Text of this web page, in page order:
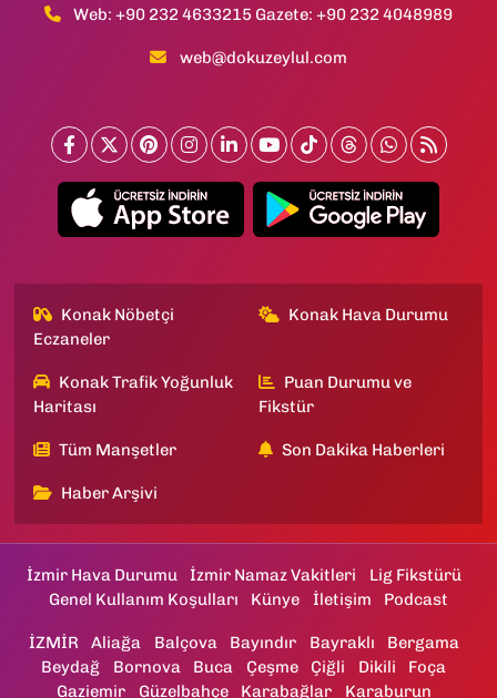
Web: +90 232 4633215 Gazete: +90 232 4048989
web@dokuzeylul.com
Konak Nöbetçi
Eczaneler
Konak Hava Durumu
Konak Trafik Yoğunluk
Haritası
Puan Durumu ve
Fikstür
Tüm Manşetler Son Dakika Haberleri
Haber Arşivi
İzmir Hava Durumu İzmir Namaz Vakitleri
Lig Fikstürü
Genel Kullanım Koşulları
Künye İletişim Podcast
İZMİR Aliağa Balçova Bayındır Bayraklı
Bergama
Beydağ
Bornova Buca Çeşme Çiğli Dikili
Foça
Gaziemir
Güzelbahçe Karabağlar Karaburun